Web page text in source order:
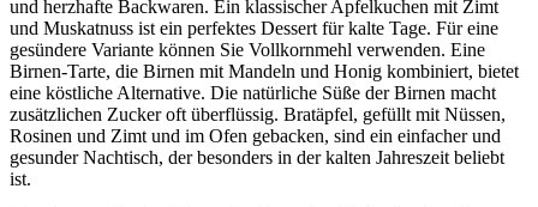
und herzhafte Backwaren. Ein klassischer Apfelkuchen mit Zimt
und Muskatnuss ist ein perfektes Dessert für kalte Tage. Für eine
gesündere Variante können Sie Vollkornmehl verwenden. Eine
Birnen-Tarte, die Birnen mit Mandeln und Honig kombiniert, bietet
eine köstliche Alternative. Die natürliche Süße der Birnen macht
zusätzlichen Zucker oft überflüssig. Bratäpfel, gefüllt mit Nüssen,
Rosinen und Zimt und im Ofen gebacken, sind ein einfacher und
gesunder Nachtisch, der besonders in der kalten Jahreszeit beliebt
ist.